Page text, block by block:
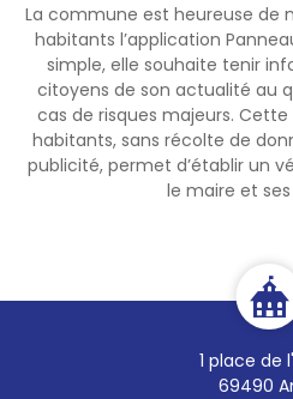
La commune est heureuse de
habitants l’application
simple, elle souhaite tenir
citoyens de son actualité au
cas de risques majeurs.
habitants, sans récolte de
publicité, permet d’établir un
le maire et
1 place de
69490
plus